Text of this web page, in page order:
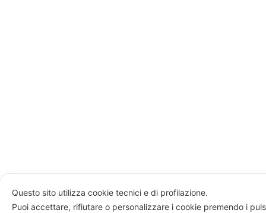
Questo sito utilizza cookie tecnici e di profilazione.
Puoi accettare, rifiutare o personalizzare i cookie premendo i